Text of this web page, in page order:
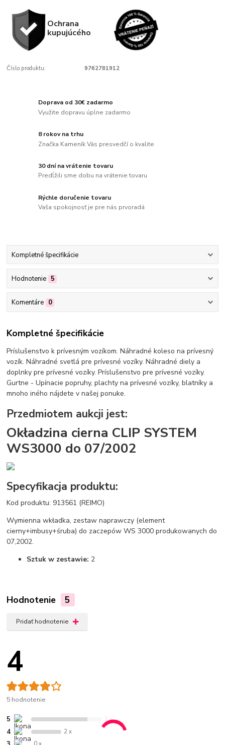
Ochrana
kupujúcého
Číslo produktu: 9762781912
Doprava od 30€ zadarmo
Využite dopravu úplne zadarmo
8 rokov na trhu
Značka Kameník Vás presvedčí o kvalite
30 dní na vrátenie tovaru
Predĺžili sme dobu na vrátenie tovaru
Rýchle doručenie tovaru
Vaša spokojnosť je pre nás prvoradá
Kompletné špecifikácie
Hodnotenie 5
Komentáre 0
Kompletné špecifikácie
Príslušenstvo k prívesným vozíkom. Náhradné koleso na prívesný
vozík. Náhradné svetlá pre prívesné vozíky. Náhradné diely a
doplnky pre prívesné vozíky. Príslušenstvo pre prívesné vozíky.
Gurtne - Upínacie popruhy, plachty na prívesné vozíky, blatníky a
mnoho iného nájdete v našej ponuke.
Przedmiotem aukcji jest:
Okładzina cierna CLIP SYSTEM
WS3000 do 07/2002
Specyfikacja produktu:
Kod produktu: 913561 (REIMO)
Wymienna wkładka, zestaw naprawczy (element
cierny+imbusy+śruba) do zaczepów WS 3000 produkowanych do
07,2002.
Sztuk w zestawie: 2
Hodnotenie 5
Pridať hodnotenie
4
5 hodnotenie
5 3 x
4 2 x